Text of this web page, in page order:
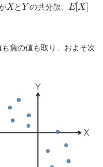
X と Y の共分散、 E[X]
負の値も取り、およそ次